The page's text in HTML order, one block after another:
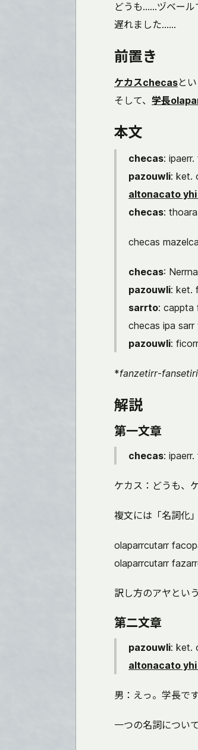
どうも……ヅベー
遅れました……
前置き
ケカスchecasと
そして、 学長
本文
checas:
pazouwli: ket.
altonacato
checas:
checas
checas:
pazouwli: ket.
sarrto: cappta
checas ipa
pazouwli:
*fanzetirr-fansetiri
解説
第一文章
checas:
ケカス：どうも、
複文には「名詞化
olaparrcutarr
olaparrcutarr
訳し方のアヤとい
第二文章
pazouwli: ket.
altonacato
男：えっ。学長で
一つの名詞につい